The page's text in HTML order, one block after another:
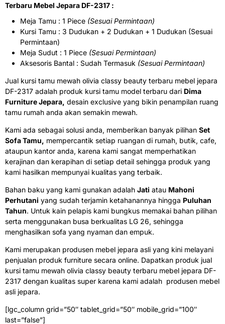
Terbaru Mebel Jepara DF-2317 :
Meja Tamu : 1 Piece (Sesuai Permintaan)
Kursi Tamu : 3 Dudukan + 2 Dudukan + 1 Dudukan (Sesuai
Permintaan)
Meja Sudut : 1 Piece (Sesuai Permintaan)
Aksesoris Bantal : Sudah Termasuk (Sesuai Permintaan)
Jual kursi tamu mewah olivia classy beauty terbaru mebel jepara
DF-2317 adalah produk kursi tamu model terbaru dari Dima
Furniture Jepara, desain exclusive yang bikin penampilan ruang
tamu rumah anda akan semakin mewah.
Kami ada sebagai solusi anda, memberikan banyak pilihan Set
Sofa Tamu, mempercantik setiap ruangan di rumah, butik, cafe,
ataupun kantor anda, karena kami sangat memperhatikan
kerajinan dan kerapihan di setiap detail sehingga produk yang
kami hasilkan mempunyai kualitas yang terbaik.
Bahan baku yang kami gunakan adalah Jati atau Mahoni
Perhutani yang sudah terjamin ketahanannya hingga Puluhan
Tahun. Untuk kain pelapis kami bungkus memakai bahan pilihan
serta menggunakan busa berkualitas LG 26, sehingga
menghasilkan sofa yang nyaman dan empuk.
Kami merupakan produsen mebel jepara asli yang kini melayani
penjualan produk furniture secara online. Dapatkan produk jual
kursi tamu mewah olivia classy beauty terbaru mebel jepara DF-
2317 dengan kualitas super karena kami adalah produsen mebel
asli jepara.
[lgc_column grid=”50″ tablet_grid=”50″ mobile_grid=”100″
last=”false”]